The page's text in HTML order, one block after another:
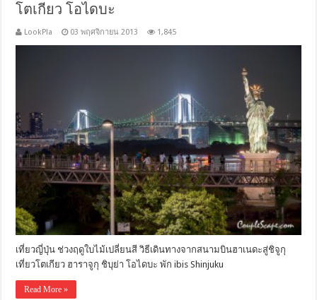
โตเกียว โอไดบะ
LookPla 03 พฤศจิกายน 2013 1,845
เที่ยวญี่ปุ่น ช่วงฤดูใบไม้เปลี่ยนสี วิธีเดินทางจากสนามบินฮาเนดะสู่ชิจูกุ
เที่ยวโตเกียว ฮาราจูกุ ชิบุย่า โอไดบะ พัก ibis Shinjuku
Read More »